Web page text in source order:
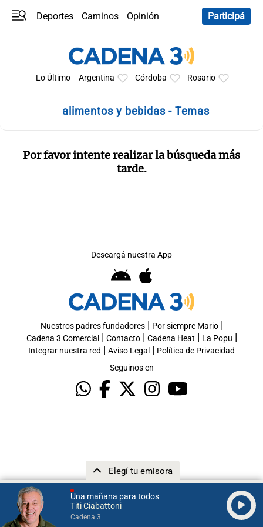
Una mañana para todos
Titi Ciabattoni
Cadena 3
Elegí tu emisora
Deportes Caminos
Opinión
Participá
Lo Último Argentina Córdoba Rosario
alimentos y bebidas - Temas
Por favor intente realizar la búsqueda más
tarde.
Descargá nuestra App
Nuestros padres fundadores| Por siempre Mario|
Cadena 3 Comercial | Contacto| Cadena Heat | La Popu |
Integrar nuestra red | Aviso Legal | Política de Privacidad
Seguinos en